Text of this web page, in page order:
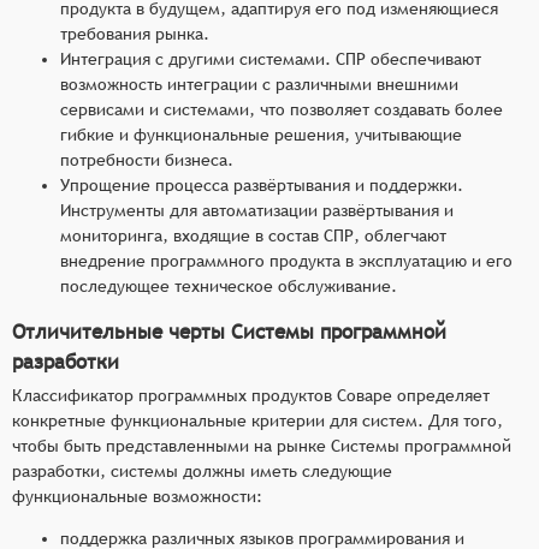
продукта в будущем, адаптируя его под изменяющиеся
требования рынка.
Интеграция с другими системами. СПР обеспечивают
возможность интеграции с различными внешними
сервисами и системами, что позволяет создавать более
гибкие и функциональные решения, учитывающие
потребности бизнеса.
Упрощение процесса развёртывания и поддержки.
Инструменты для автоматизации развёртывания и
мониторинга, входящие в состав СПР, облегчают
внедрение программного продукта в эксплуатацию и его
последующее техническое обслуживание.
Отличительные черты Системы программной
разработки
Классификатор программных продуктов Соваре определяет
конкретные функциональные критерии для систем. Для того,
чтобы быть представленными на рынке Системы программной
разработки, системы должны иметь следующие
функциональные возможности:
поддержка различных языков программирования и